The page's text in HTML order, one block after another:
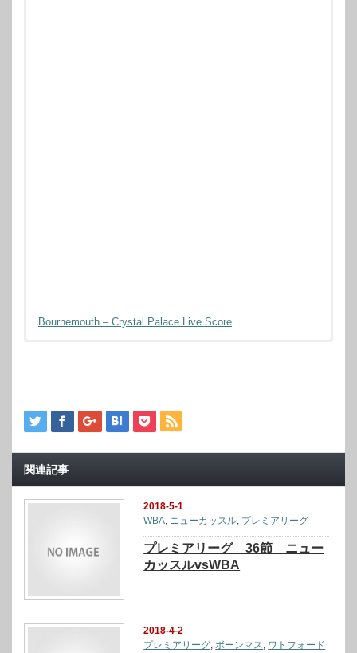
Bournemouth – Crystal Palace Live Score
関連記事
2018-5-1
WBA ニューカッスル プレミアリーグ
プレミアリーグ 36節 ニュー
カッスルvsWBA
2018-4-2
プレミアリーグ,ボーンマス, ワトフォード